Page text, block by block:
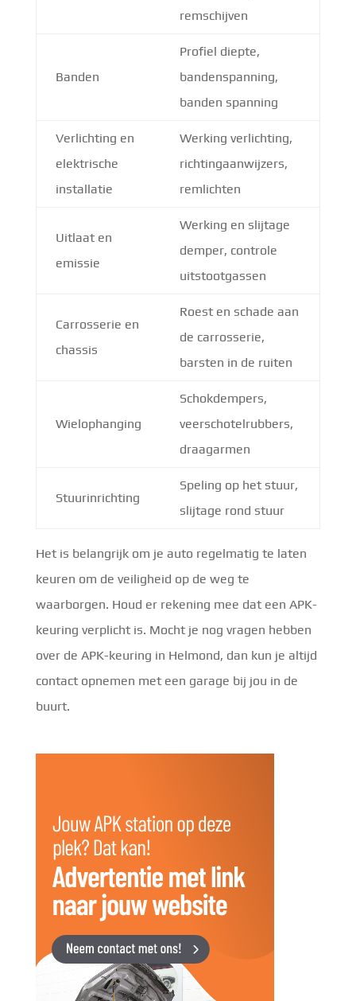
remschijven
Banden
Profiel diepte,
bandenspanning,
banden spanning
Verlichting en
elektrische
installatie
Werking verlichting,
richtingaanwijzers,
remlichten
Uitlaat en
emissie
Werking en slijtage
demper, controle
uitstootgassen
Carrosserie en
chassis
Roest en schade aan
de carrosserie,
barsten in de ruiten
Wielophanging
Schokdempers,
veerschotelrubbers,
draagarmen
Stuurinrichting
Speling op het stuur,
slijtage rond stuur
Het is belangrijk om je auto regelmatig te laten
keuren om de veiligheid op de weg te
waarborgen. Houd er rekening mee dat een APK-
keuring verplicht is. Mocht je nog vragen hebben
over de APK-keuring in Helmond, dan kun je altijd
contact opnemen met een garage bij jou in de
buurt.